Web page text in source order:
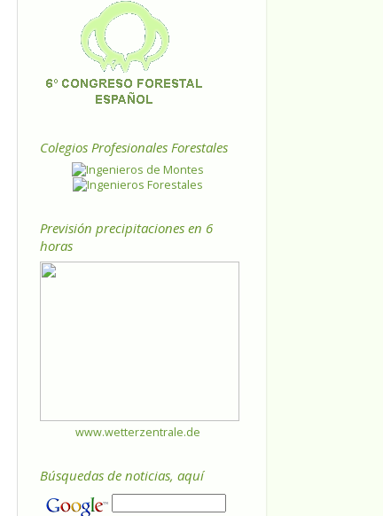
Colegios Profesionales Forestales
Previsión precipitaciones en 6
horas
www.wetterzentrale.de
Búsquedas de noticias, aquí